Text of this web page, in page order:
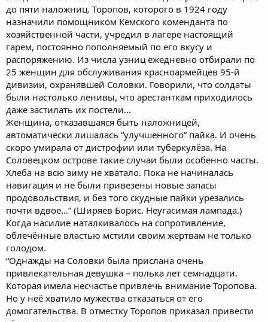
до пяти наложниц. Торопов, которого в 1924 году
назначили помощником Кемского коменданта по
хозяйственной части, учредил в лагере настоящий
гарем, постоянно пополняемый по его вкусу и
распоряжению. Из числа узниц ежедневно отбирали по
25 женщин для обслуживания красноармейцев 95-й
дивизии, охранявшей Соловки. Говорили, что солдаты
были настолько ленивы, что арестанткам приходилось
даже застилать их постели…
Женщина, отказавшаяся быть наложницей,
автоматически лишалась “улучшенного” пайка. И очень
скоро умирала от дистрофии или туберкулёза. На
Соловецком острове такие случаи были особенно часты.
Хлеба на всю зиму не хватало. Пока не начиналась
навигация и не были привезены новые запасы
продовольствия, и без того скудные пайки урезались
почти вдвое…” (Ширяев Борис. Неугасимая лампада.)
Когда насилие наталкивалось на сопротивление,
облечённые властью мстили своим жертвам не только
голодом.
“Однажды на Соловки была прислана очень
привлекательная девушка – полька лет семнадцати.
Которая имела несчастье привлечь внимание Торопова.
Но у неё хватило мужества отказаться от его
домогательства. В отместку Торопов приказал привести